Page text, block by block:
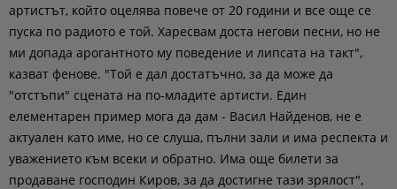
артистът, който оцелява повече от 20 години и все още се
пуска по радиото е той. Харесвам доста негови песни, но не
ми допада арогантното му поведение и липсата на такт",
казват фенове. "Той е дал достатъчно, за да може да
"отстъпи" сцената на по-младите артисти. Един
елементарен пример мога да дам - Васил Найденов, не е
актуален като име, но се слуша, пълни зали и има респекта и
уважението към всеки и обратно. Има още билети за
продаване господин Киров, за да достигне тази зрялост",